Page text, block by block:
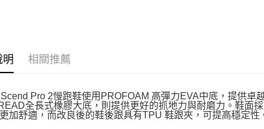
明 相關推薦
Pro 2慢跑鞋使用PROFOAM 高彈力EVA中底，提供卓
全長式橡膠大底，則提供更好的抓地力與耐磨力。鞋面
加舒適，而改良後的鞋後跟具有TPU 鞋跟夾，可提高穩定性